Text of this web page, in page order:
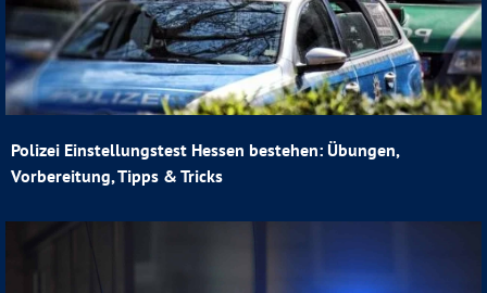
Polizei Einstellungstest Hessen bestehen: Übungen,
Vorbereitung, Tipps & Tricks